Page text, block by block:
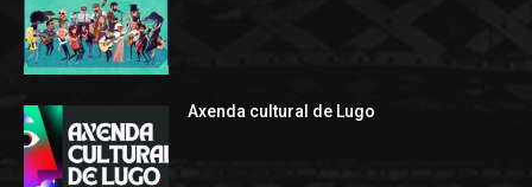
Axenda cultural de Lugo